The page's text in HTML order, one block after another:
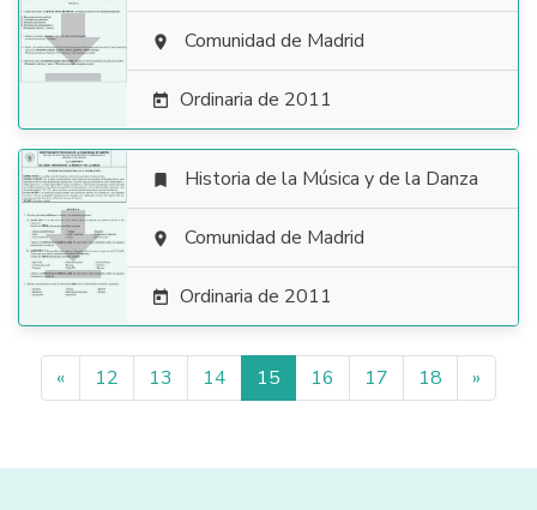
  Comunidad de Madrid
 Ordinaria de 2011

 Historia de la Música y de la Danza
 Comunidad de Madrid
 Ordinaria de 2011
« 12 13 14 15 16 17 18 »